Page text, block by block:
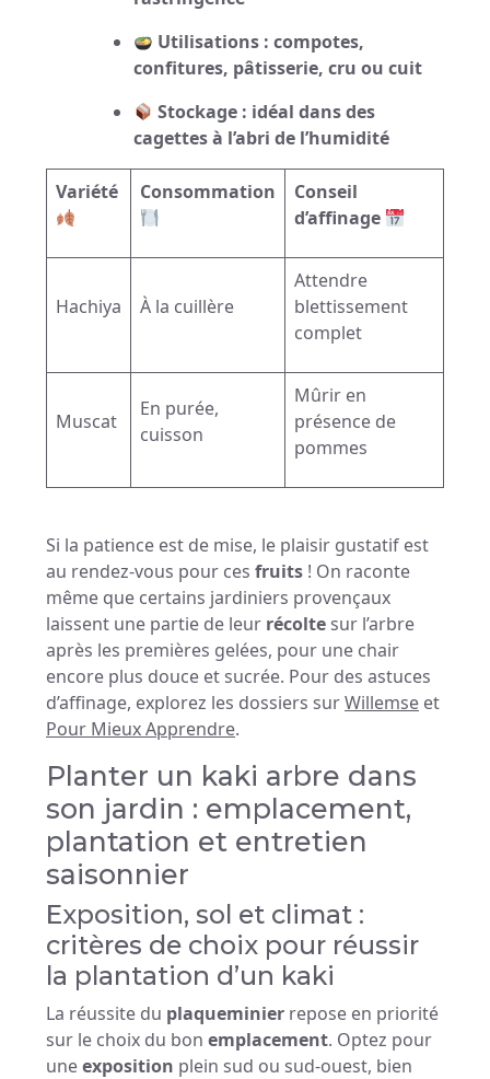
Utilisations : compotes,
confitures, pâtisserie, cru ou cuit
Stockage : idéal dans des
cagettes à l’abri de l’humidité
Variété Consommation
Conseil
d’affinage
Hachiya À la cuillère
Attendre
blettissement
complet
Muscat
En purée,
cuisson
Mûrir en
présence de
pommes
Si la patience est de mise, le plaisir gustatif est
au rendez-vous pour ces fruits ! On raconte
même que certains jardiniers provençaux
laissent une partie de leur récoltesur l’arbre
après les premières gelées, pour une chair
encore plus douce et sucrée. Pour des astuces
d’affinage, explorez les dossiers surWillemse et
Pour Mieux Apprendre.
Planter un kaki arbre dans
son jardin : emplacement,
plantation et entretien
saisonnier
Exposition, sol et climat :
critères de choix pour réussir
la plantation d’un kaki
La réussite du plaqueminier repose en priorité
sur le choix du bon emplacement. Optez pour
uneexposition plein sud ou sud-ouest, bien